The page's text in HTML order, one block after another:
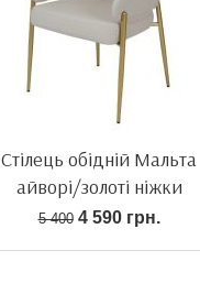
Стілець обідній Мальта
айворі/золоті ніжки
5 4004 590 грн.